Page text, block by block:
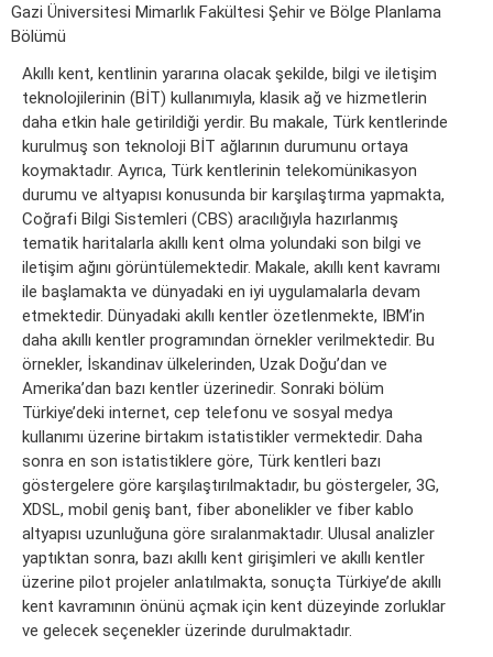
Gazi Üniversitesi Mimarlık Fakültesi Şehir ve Bölge Planlama
Bölümü
Akıllı kent, kentlinin yararına olacak şekilde, bilgi ve iletişim
teknolojilerinin (BİT) kullanımıyla, klasik ağ ve hizmetlerin
daha etkin hale getirildiği yerdir. Bu makale, Türk kentlerinde
kurulmuş son teknoloji BİT ağlarının durumunu ortaya
koymaktadır. Ayrıca, Türk kentlerinin telekomünikasyon
durumu ve altyapısı konusunda bir karşılaştırma yapmakta,
Coğrafi Bilgi Sistemleri (CBS) aracılığıyla hazırlanmış
tematik haritalarla akıllı kent olma yolundaki son bilgi ve
iletişim ağını görüntülemektedir. Makale, akıllı kent kavramı
ile başlamakta ve dünyadaki en iyi uygulamalarla devam
etmektedir. Dünyadaki akıllı kentler özetlenmekte, IBM’in
daha akıllı kentler programından örnekler verilmektedir. Bu
örnekler, İskandinav ülkelerinden, Uzak Doğu’dan ve
Amerika’dan bazı kentler üzerinedir. Sonraki bölüm
Türkiye’deki internet, cep telefonu ve sosyal medya
kullanımı üzerine birtakım istatistikler vermektedir. Daha
sonra en son istatistiklere göre, Türk kentleri bazı
göstergelere göre karşılaştırılmaktadır, bu göstergeler, 3G,
XDSL, mobil geniş bant, fiber abonelikler ve fiber kablo
altyapısı uzunluğuna göre sıralanmaktadır. Ulusal analizler
yaptıktan sonra, bazı akıllı kent girişimleri ve akıllı kentler
üzerine pilot projeler anlatılmakta, sonuçta Türkiye’de akıllı
kent kavramının önünü açmak için kent düzeyinde zorluklar
ve gelecek seçenekler üzerinde durulmaktadır.